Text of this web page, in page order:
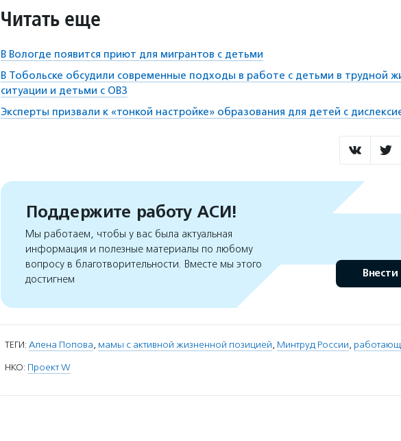
Читать еще
В Вологде появится приют для мигрантов с детьми
В Тобольске обсудили современные подходы в работе с детьми в трудной
ситуации и детьми с ОВЗ
Эксперты призвали к «тонкой настройке» образования для детей с
Поддержите работу АСИ!
Мы работаем, чтобы у вас была актуальная
информация и полезные материалы по любому
вопросу в благотворительности. Вместе мы этого
достигнем
Внести
ТЕГИ: Алена Попова, мамы с активной жизненной позицией, Минтруд России,
НКО: Проект W